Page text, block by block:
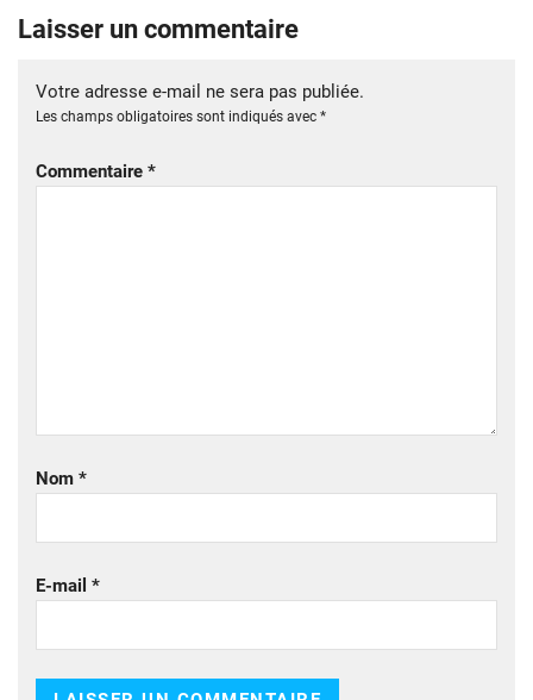
Laisser un commentaire
Votre adresse e-mail ne sera pas publiée.
Les champs obligatoires sont indiqués avec *
Commentaire *
Nom *
E-mail *